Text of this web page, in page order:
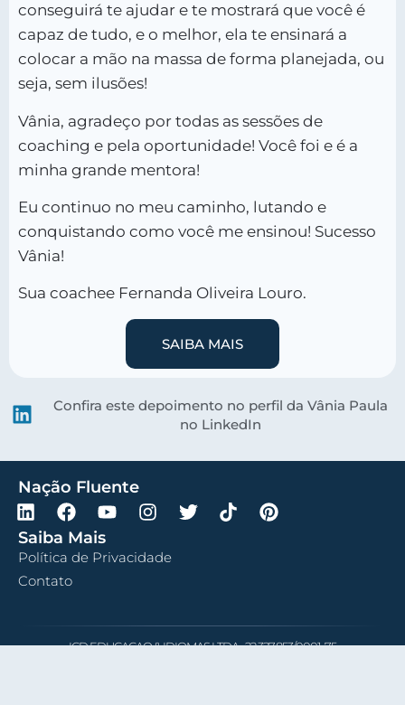
conseguirá te ajudar e te mostrará que você é
capaz de tudo, e o melhor, ela te ensinará a
colocar a mão na massa de forma planejada, ou
seja, sem ilusões!
Vânia, agradeço por todas as sessões de
coaching e pela oportunidade! Você foi e é a
minha grande mentora!
Eu continuo no meu caminho, lutando e
conquistando como você me ensinou! Sucesso
Vânia!
Sua coachee Fernanda Oliveira Louro.
SAIBA MAIS
Confira este depoimento no perfil da Vânia Paula
no LinkedIn
Nação Fluente
Saiba Mais
Política de Privacidade
Contato
ICD EDUCACAO & IDIOMAS LTDA • 22.327.853/0001-75